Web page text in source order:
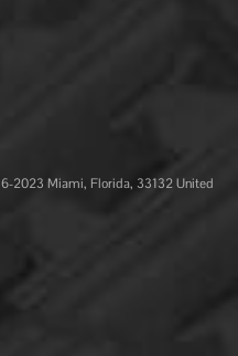
2023 Miami, Florida, 33132 United